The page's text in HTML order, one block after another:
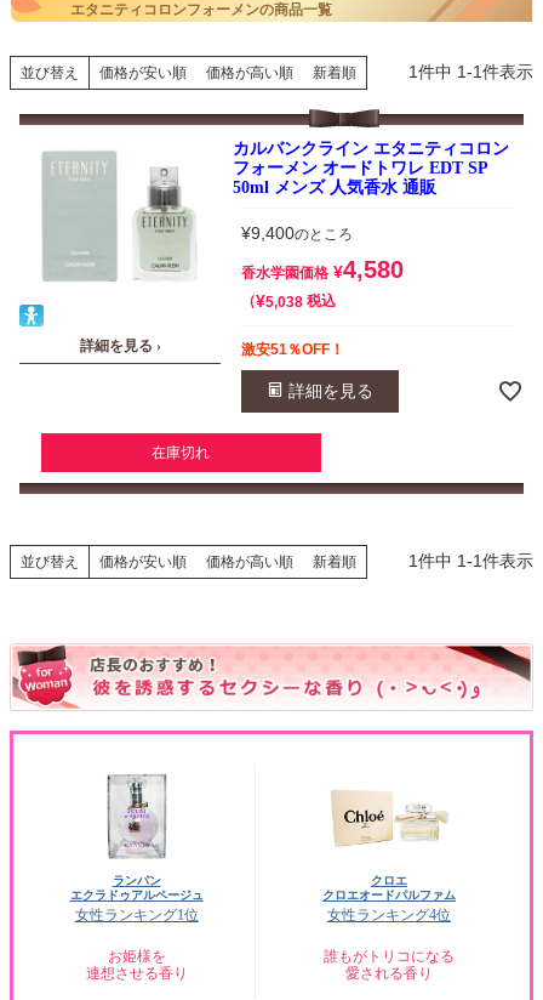
エタニティコロンフォーメンの商品一覧
並び替え 価格が安い順 価格が高い順 新着順 1件中 1-1件表示
詳細を見る ›
カルバンクライン エタニティコロン
フォーメン オードトワレ EDT SP
50ml メンズ 人気香水 通販
¥9,400のところ
香水学園価格 ¥4,580
¥5,038 税込
激安51％OFF！
詳細を見る
在庫切れ
並び替え 価格が安い順 価格が高い順 新着順 1件中 1-1件表示
ランバン
エクラドゥアルページュ
女性ランキング1位
お姫様を
連想させる香り
クロエ
クロエオードパルファム
女性ランキング4位
誰もがトリコになる
愛される香り